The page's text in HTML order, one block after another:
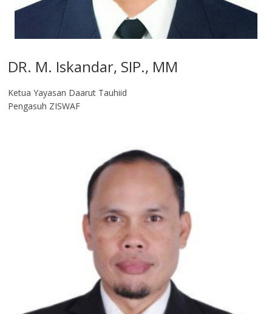
DR. M. Iskandar, SIP., MM
Ketua Yayasan Daarut Tauhiid
Pengasuh ZISWAF